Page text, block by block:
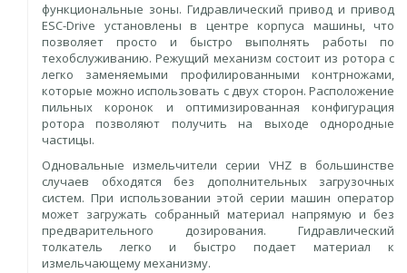
функциональные зоны. Гидравлический привод и привод
ESC-Drive установлены в центре корпуса машины, что
позволяет просто и быстро выполнять работы по
техобслуживанию. Режущий механизм состоит из ротора с
легко заменяемыми профилированными контрножами,
которые можно использовать с двух сторон. Расположение
пильных коронок и оптимизированная конфигурация
ротора позволяют получить на выходе однородные
частицы.
Одновальные измельчители серии VHZ в большинстве
случаев обходятся без дополнительных загрузочных
систем. При использовании этой серии машин оператор
может загружать собранный материал напрямую и без
предварительного дозирования. Гидравлический
толкатель легко и быстро подает материал к
измельчающему механизму.